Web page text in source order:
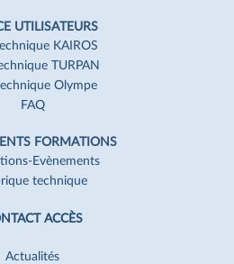
UTILISATEURS
KAIROS
TURPAN
Olympe
FAQ
FORMATIONS
Evènements
technique
ACCÈS
Actualités